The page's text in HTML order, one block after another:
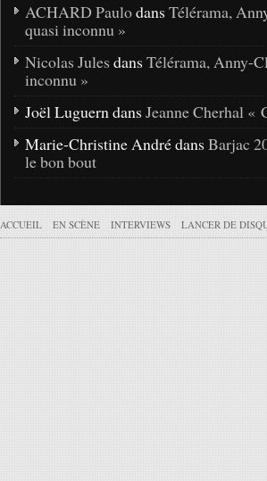
ACHARD Paulodans Télérama,
quasi inconnu »
Nicolas Jules dans Télérama, Anny-
inconnu »
Joël Luguern dans Jeanne Cherhal «
Marie-Christine André dans Barjac
le bon bout
ACCUEIL EN SCÈNE INTERVIEWS LANCER DE